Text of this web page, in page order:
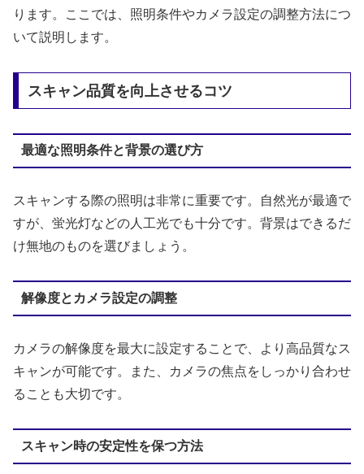
ります。ここでは、照明条件やカメラ設定の調整方法につ
いて説明します。
スキャン品質を向上させるコツ
最適な照明条件と背景の選び方
スキャンする際の照明は非常に重要です。自然光が最適で
すが、蛍光灯などの人工光でも十分です。背景はできるだ
け無地のものを選びましょう。
解像度とカメラ設定の調整
カメラの解像度を最大に設定することで、より高品質なス
キャンが可能です。また、カメラの焦点をしっかり合わせ
ることも大切です。
スキャン時の安定性を保つ方法